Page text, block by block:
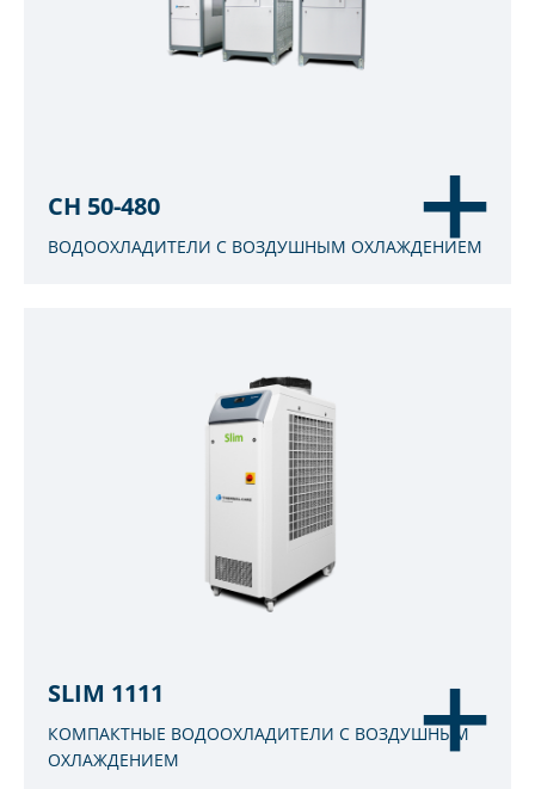
CH 50-480
ВОДООХЛАДИТЕЛИ С ВОЗДУШНЫМ ОХЛАЖДЕНИЕМ
SLIM 1111
КОМПАКТНЫЕ ВОДООХЛАДИТЕЛИ С ВОЗДУШНЫМ
ОХЛАЖДЕНИЕМ